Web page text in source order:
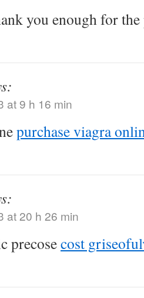
you enough for
at 9 h 16 min
purchase viagra
at 20 h 26 min
precosecost